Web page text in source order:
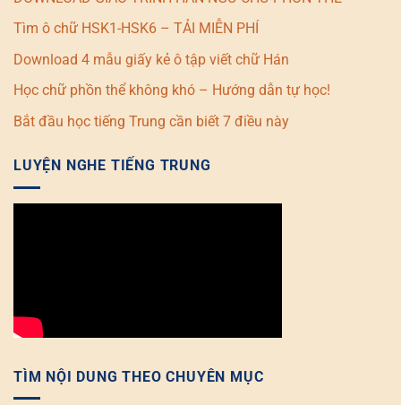
Tìm ô chữ HSK1-HSK6 – TẢI MIỄN PHÍ
Download 4 mẫu giấy kẻ ô tập viết chữ Hán
Học chữ phồn thể không khó – Hướng dẫn tự học!
Bắt đầu học tiếng Trung cần biết 7 điều này
LUYỆN NGHE TIẾNG TRUNG
TÌM NỘI DUNG THEO CHUYÊN MỤC